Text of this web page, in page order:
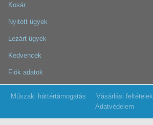
Kosár
Nyitott ügyek
Lezárt ügyek
Kedvencek
Fiók adatok
Műszaki háttértámogatás Vásárlási feltételek
Adatvédelem